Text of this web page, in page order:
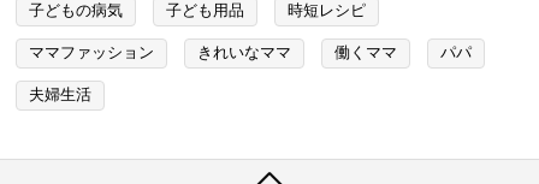
子どもの病気 子ども用品 時短レシピ
ママファッション きれいなママ 働くママ パパ
夫婦生活